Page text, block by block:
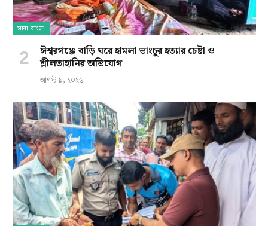
সারা বাংলা
ঈশ্বরগঞ্জে বাড়ি ঘরে হামলা ভাংচুর হত্যার চেষ্টা ও
শ্লীলতাহানির অভিযোগ
আগস্ট ৯, ২০২৬